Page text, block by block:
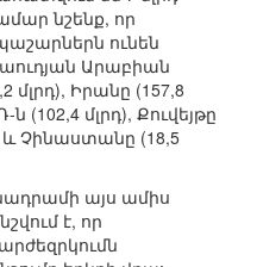
նշենք, որ
ունեն
Արաբիան
մլրդ), Իրանը (157,8
ն (102,4 մլրդ), Քուվեյթը
և Չինաստանը (18,5
այս ամիս
է, որ